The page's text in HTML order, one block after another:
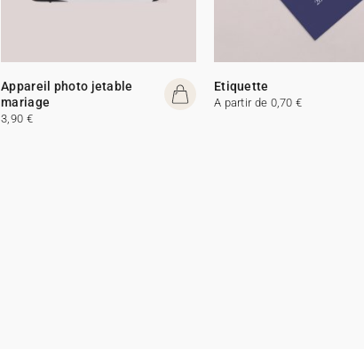
Appareil photo jetable
mariage
3,90 €
Etiquette
A partir de 0,70 €